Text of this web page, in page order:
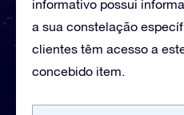
informativo possui
a sua constelação
clientes têm acesso a
concebido item.